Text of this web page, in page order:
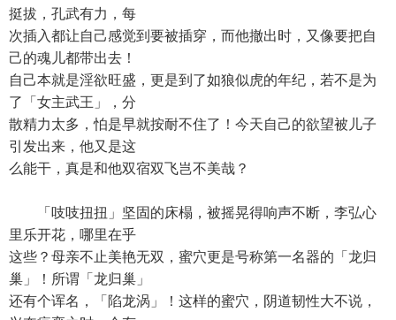
挺拔，孔武有力，每
次插入都让自己感觉到要被插穿，而他撤出时，又像要把自
己的魂儿都带出去！
自己本就是淫欲旺盛，更是到了如狼似虎的年纪，若不是为
了「女主武王」，分
散精力太多，怕是早就按耐不住了！今天自己的欲望被儿子
引发出来，他又是这
么能干，真是和他双宿双飞岂不美哉？
「吱吱扭扭」坚固的床榻，被摇晃得响声不断，李弘心
里乐开花，哪里在乎
这些？母亲不止美艳无双，蜜穴更是号称第一名器的「龙归
巢」！所谓「龙归巢」
还有个诨名，「陷龙涡」！这样的蜜穴，阴道韧性大不说，